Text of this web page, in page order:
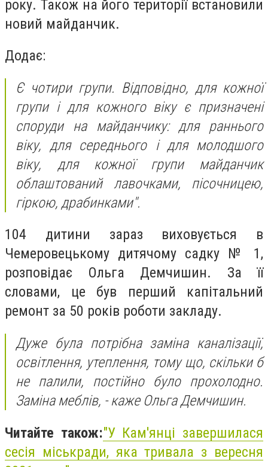
року. Також на його території встановили
новий майданчик.
Додає:
Є чотири групи. Відповідно, для кожної
групи і для кожного віку є призначені
споруди на майданчику: для раннього
віку, для середнього і для молодшого
віку, для кожної групи майданчик
облаштований лавочками, пісочницею,
гіркою, драбинками".
104 дитини зараз виховується в
Чемеровецькому дитячому садку № 1,
розповідає Ольга Демчишин. За її
словами, це був перший капітальний
ремонт за 50 років роботи закладу.
Дуже була потрібна заміна каналізації,
освітлення, утеплення, тому що, скільки б
не палили, постійно було прохолодно.
Заміна меблів, - каже Ольга Демчишин.
Читайте також:"У Кам'янці завершилася
сесія міськради, яка тривала з вересня